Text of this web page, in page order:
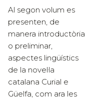
Al segon volum es
presenten, de
manera introductòria
o preliminar,
aspectes lingüístics
de la novel·la
catalana Curial e
Güelfa, com ara les